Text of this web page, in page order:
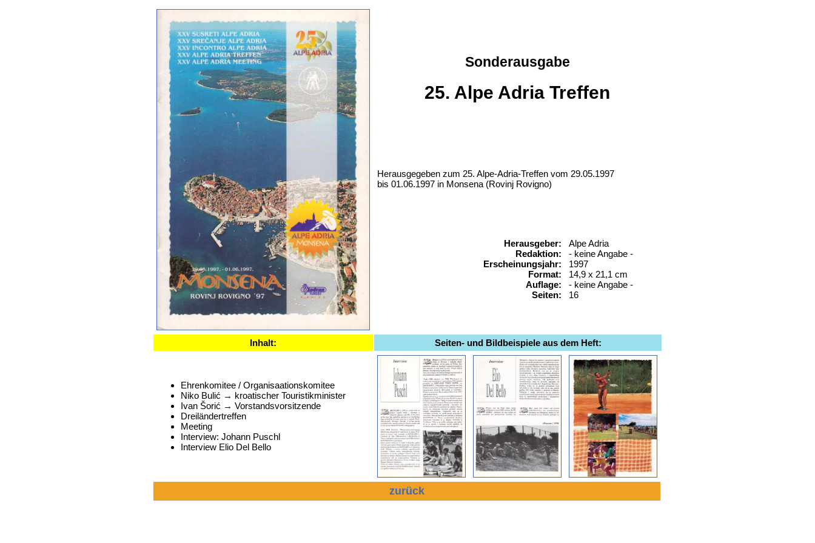
Sonderausgabe
25. Alpe Adria Treffen
Herausgegeben zum 25. Alpe-Adria-Treffen vom 29.05.1997
bis 01.06.1997 in Monsena (Rovinj Rovigno)
Herausgeber:
Redaktion:
Erscheinungsjahr:
Format:
Auflage:
Seiten:
Alpe Adria
- keine Angabe -
1997
14,9 x 21,1 cm
- keine Angabe -
16
Inhalt: Seiten- und Bildbeispiele aus dem Heft:
Ehrenkomitee / Organisaationskomitee
Niko Bulić → kroatischer Touristikminister
Ivan Šorić → Vorstandsvorsitzende
Dreiländertreffen
Meeting
Interview: Johann Puschl
Interview Elio Del Bello
zurück